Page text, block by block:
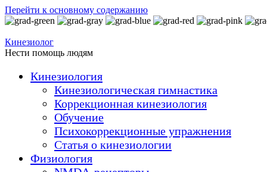
Перейти к основному содержанию
Кинезиолог
Нести помощь людям
Кинезиология
Кинезиологическая гимнастика
Коррекционная кинезиология
Обучение
Психокоррекционные упражнения
Статья о кинезиологии
Физиология